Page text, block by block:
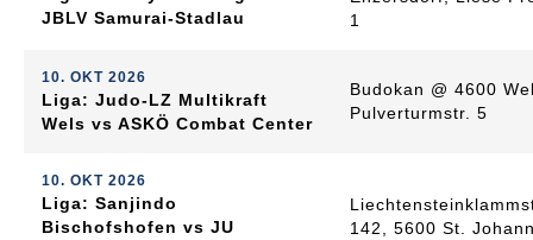
JBLV Samurai-Stadlau
1
10. OKT 2026
Liga: Judo-LZ Multikraft
Wels vs ASKÖ Combat Center
Budokan @ 4600
Pulverturmstr. 5
10. OKT 2026
Liga: Sanjindo
Bischofshofen vs JU
142, 5600 St.